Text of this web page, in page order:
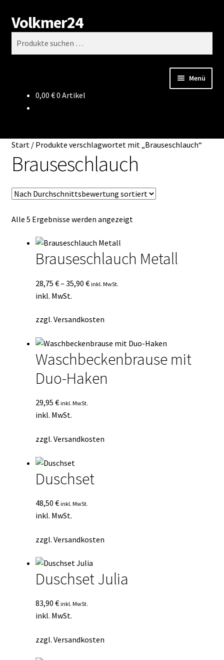
Zur
Navigation
springen
Zum
Inhalt
springen
Volkmer24
Suchen
Menü
Impressum
Mein Konto
Mein Konto
Warenkorb
0,00 €0 Artikel
Start/ Produkte verschlagwortet mit „Brauseschlauch“
Brauseschlauch
Alle 5 Ergebnisse werden angezeigtNach
Brauseschlauch Metall
28,75 €– 35,90 € inkl. MwSt.
inkl. MwSt.
zzgl. Versandkosten
Waschbeckenbrause mit
Duo-Haken
29,95 € inkl. MwSt.
inkl. MwSt.
zzgl. Versandkosten
Duschset
48,50 € inkl. MwSt.
inkl. MwSt.
zzgl. Versandkosten
Duschset Julia
83,90 € inkl. MwSt.
inkl. MwSt.
zzgl. Versandkosten